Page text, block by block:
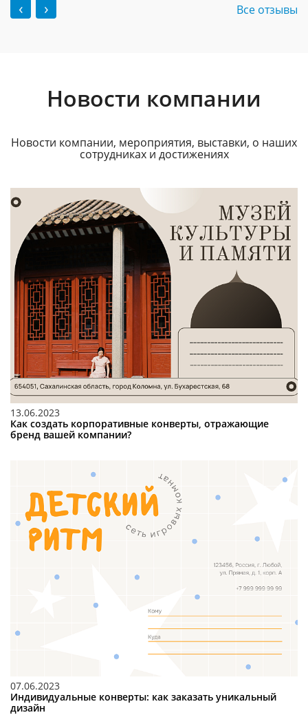
‹ › Все отзывы
Новости компании
Новости компании, мероприятия, выставки, о наших
сотрудниках и достижениях
13.06.2023
Как создать корпоративные конверты, отражающие
бренд вашей компании?
07.06.2023
Индивидуальные конверты: как заказать уникальный
дизайн